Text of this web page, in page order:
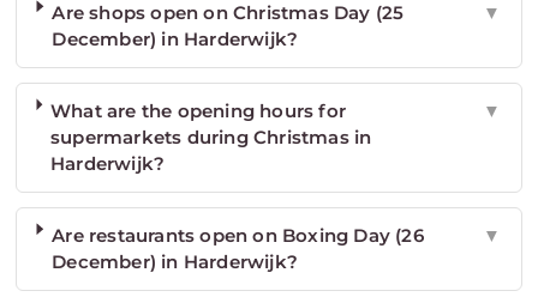
Are shops open on Christmas Day (25
December) in Harderwijk?
▼
What are the opening hours for
supermarkets during Christmas in
Harderwijk?
▼
Are restaurants open on Boxing Day (26
December) in Harderwijk?
▼